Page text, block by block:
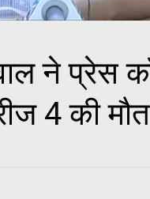
ने प्रेस
4 की मौत